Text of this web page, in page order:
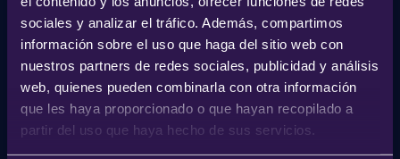
sociales y analizar el tráfico. Además, compartimos
información sobre el uso que haga del sitio web con
nuestros partners de redes sociales, publicidad y análisis
web, quienes pueden combinarla con otra información
que les haya proporcionado o que hayan recopilado a
partir del uso que haya hecho de sus servicios.
para el éxito de tu empresa
Héctor Robles
Fundador y director del movimiento Honest
Strategy